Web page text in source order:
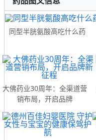
同型半胱氨酸高吃什么药
大佛药业30周年：全渠道营
销布局，开启品牌